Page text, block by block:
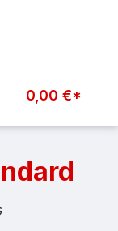
0,00 €*